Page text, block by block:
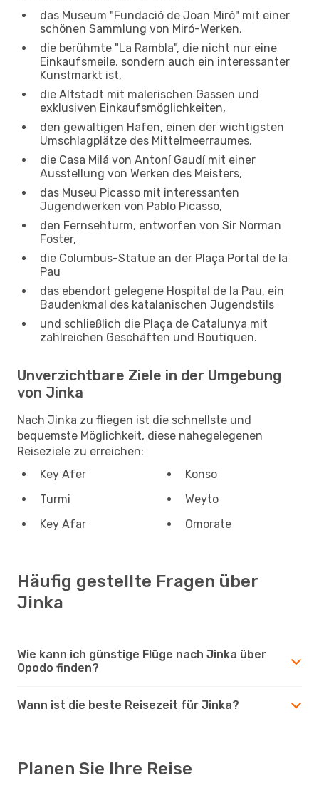
das Museum "Fundació de Joan Miró" mit einer
schönen Sammlung von Miró-Werken,
die berühmte "La Rambla", die nicht nur eine
Einkaufsmeile, sondern auch ein interessanter
Kunstmarkt ist,
die Altstadt mit malerischen Gassen und
exklusiven Einkaufsmöglichkeiten,
den gewaltigen Hafen, einen der wichtigsten
Umschlagplätze des Mittelmeerraumes,
die Casa Milá von Antoní Gaudí mit einer
Ausstellung von Werken des Meisters,
das Museu Picasso mit interessanten
Jugendwerken von Pablo Picasso,
den Fernsehturm, entworfen von Sir Norman
Foster,
die Columbus-Statue an der Plaça Portal de la
Pau
das ebendort gelegene Hospital de la Pau, ein
Baudenkmal des katalanischen Jugendstils
und schließlich die Plaça de Catalunya mit
zahlreichen Geschäften und Boutiquen.
Unverzichtbare Ziele in der Umgebung
von Jinka
Nach Jinka zu fliegen ist die schnellste und
bequemste Möglichkeit, diese nahegelegenen
Reiseziele zu erreichen:
Key Afer
Konso
Turmi
Weyto
Key Afar
Omorate
Häufig gestellte Fragen über
Jinka
Wie kann ich günstige Flüge nach Jinka über
Opodo finden?
Wann ist die beste Reisezeit für Jinka?
Planen Sie Ihre Reise